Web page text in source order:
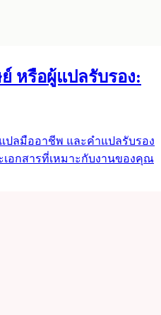
หรือผู้แปลรับรอง:
ปลมืออาชีพ และคำแปลรับรอง
เอกสารที่เหมาะกับงานของคุณ